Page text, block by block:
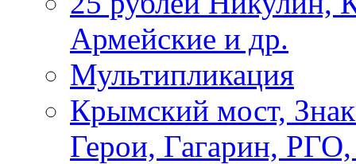
Армейские и др.
Мультипликация
Крымский мост,
Герои, Гагарин,